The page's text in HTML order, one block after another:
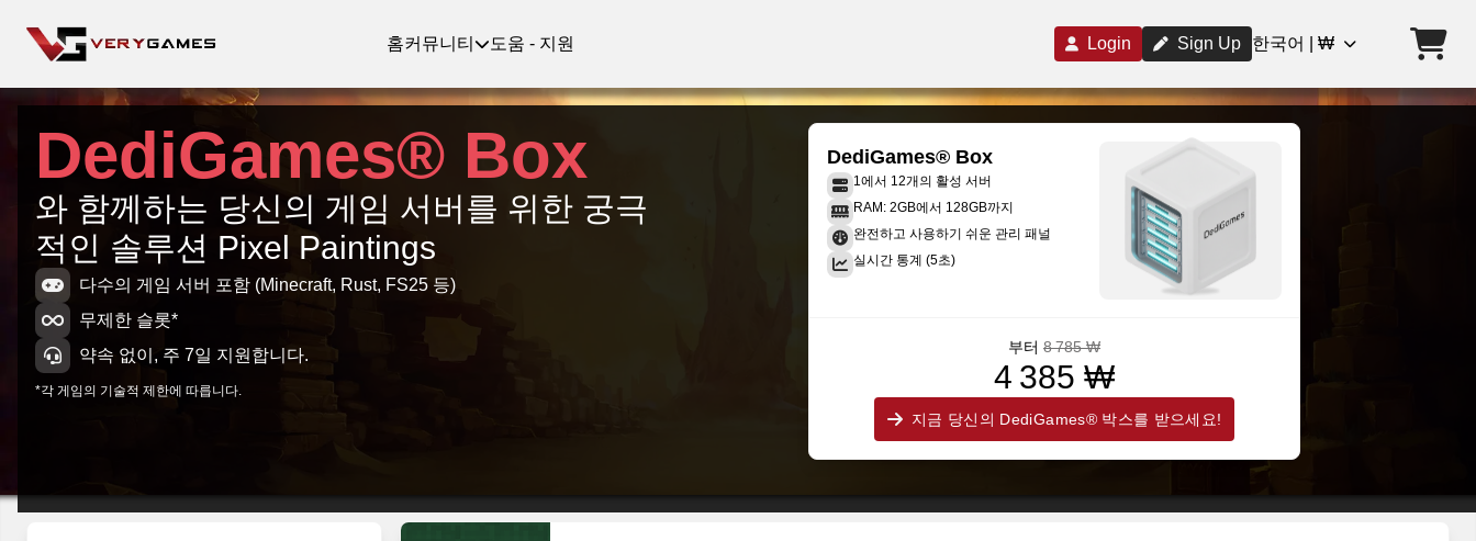
홈커뮤니티 도움 - 지원 Login Sign Up 한국어 | ₩
DediGames® Box
와 함께하는 당신의 게임 서버를 위한 궁극
적인 솔루션 Pixel Paintings
다수의 게임 서버 포함 (Minecraft, Rust, FS25 등)
무제한 슬롯*
약속 없이, 주 7일 지원합니다.
*각 게임의 기술적 제한에 따릅니다.
DediGames® Box
1에서 12개의 활성 서버
RAM: 2GB에서 128GB까지
완전하고 사용하기 쉬운 관리 패널
실시간 통계 (5초)
부터 8 785 ₩
4 385 ₩
지금 당신의 DediGames® 박스를 받으세요!